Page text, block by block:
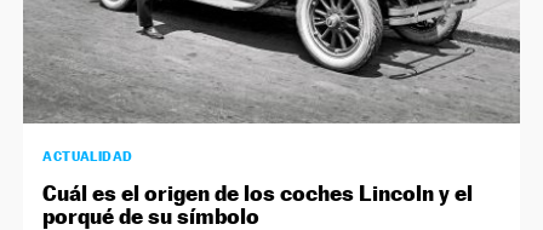
ACTUALIDAD
Cuál es el origen de los coches Lincoln y el
porqué de su símbolo